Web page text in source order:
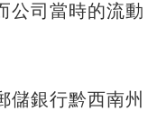
公司當時的流動
銀行黔西南州